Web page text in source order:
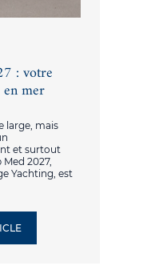
: votre
mer
large, mais
et surtout
2027,
Yachting, est